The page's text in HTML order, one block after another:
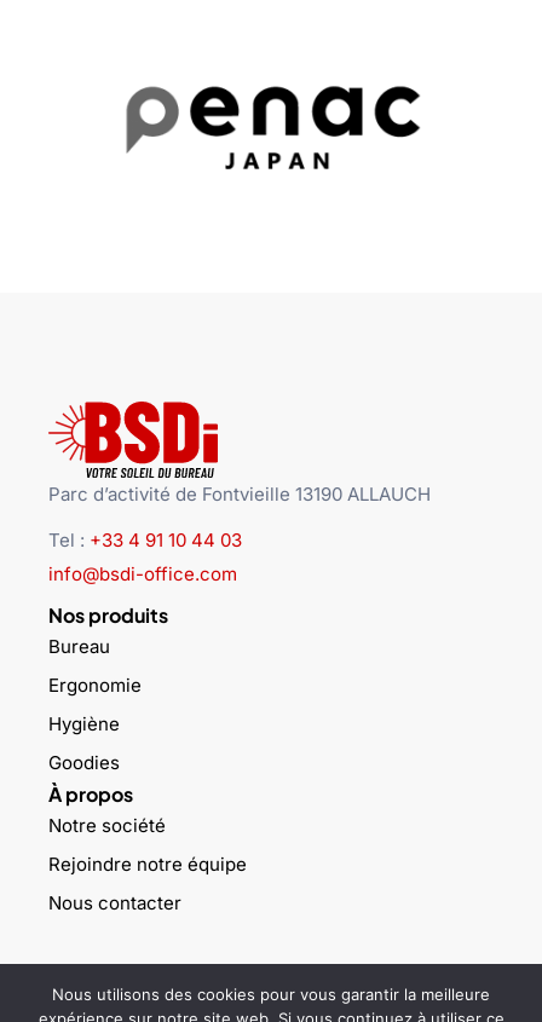
Parc d’activité de Fontvieille 13190 ALLAUCH
Tel : +33 4 91 10 44 03
info@bsdi-office.com
Nos produits
Bureau
Ergonomie
Hygiène
Goodies
À propos
Notre société
Rejoindre notre équipe
Nous contacter
de confidentialité
Nous utilisons des cookies pour vous garantir la meilleure